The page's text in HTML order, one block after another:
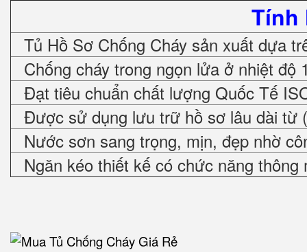
Tính
Tủ Hồ Sơ Chống Cháy sản xuất dựa
Chống cháy trong ngọn lửa ở nhiệt độ
Đạt tiêu chuẩn chất lượng Quốc Tế
Được sử dụng lưu trữ hồ sơ lâu dài từ
Nước sơn sang trọng, mịn, đẹp nhờ
Ngăn kéo thiết kế có chức năng